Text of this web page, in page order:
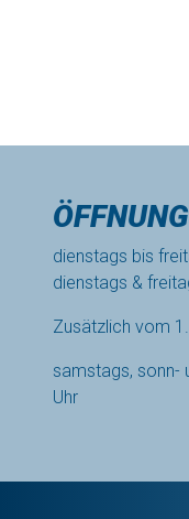
dienstags bis
dienstags &
Zusätzlich vom
samstags, sonn-
Uhr